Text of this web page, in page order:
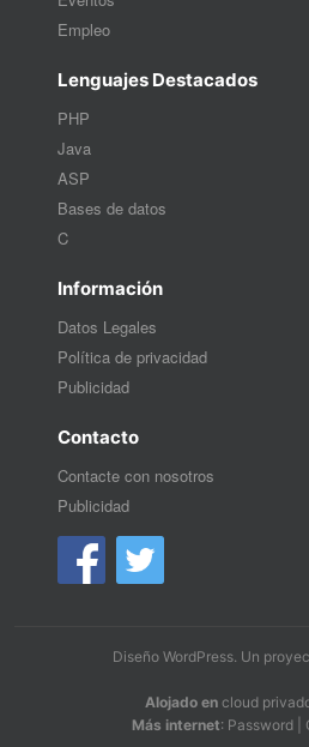
Empleo
Lenguajes Destacados
PHP
Java
ASP
Bases de datos
C
Información
Datos Legales
Política de privacidad
Publicidad
Contacto
Contacte con nosotros
Publicidad
Diseño WordPress. Un
Alojado en cloud
Más internet: Password